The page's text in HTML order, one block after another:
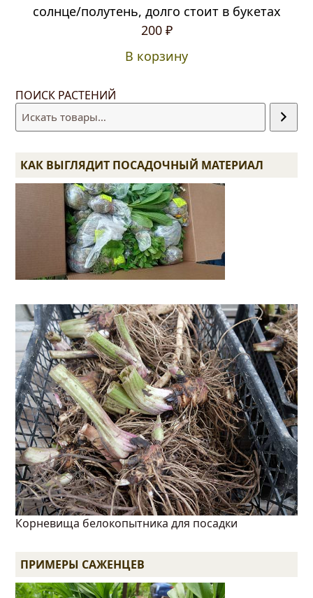
солнце/полутень, долго стоит в букетах
200 ₽
В корзину
ПОИСК РАСТЕНИЙ
КАК ВЫГЛЯДИТ ПОСАДОЧНЫЙ МАТЕРИАЛ
Корневища белокопытника для посадки
ПРИМЕРЫ САЖЕНЦЕВ